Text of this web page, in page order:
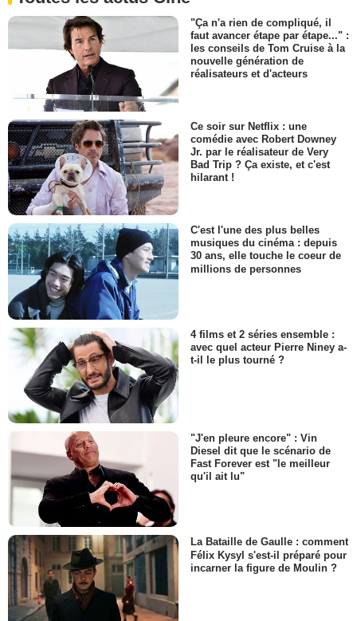
"Ça n'a rien de compliqué, il
faut avancer étape par étape..." :
les conseils de Tom Cruise à la
nouvelle génération de
réalisateurs et d'acteurs
Ce soir sur Netflix : une
comédie avec Robert Downey
Jr. par le réalisateur de Very
Bad Trip ? Ça existe, et c'est
hilarant !
C'est l'une des plus belles
musiques du cinéma : depuis
30 ans, elle touche le coeur de
millions de personnes
4 films et 2 séries ensemble :
avec quel acteur Pierre Niney a-
t-il le plus tourné ?
"J'en pleure encore" : Vin
Diesel dit que le scénario de
Fast Forever est "le meilleur
qu'il ait lu"
La Bataille de Gaulle : comment
Félix Kysyl s'est-il préparé pour
incarner la figure de Moulin ?